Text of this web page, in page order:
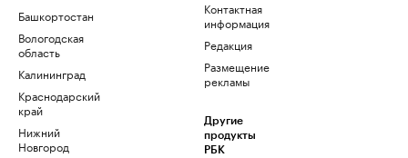
Башкортостан
Вологодская
область
Калининград
Краснодарский
край
Нижний
Новгород
Контактная
информация
Редакция
Размещение
рекламы
Другие
продукты
РБК